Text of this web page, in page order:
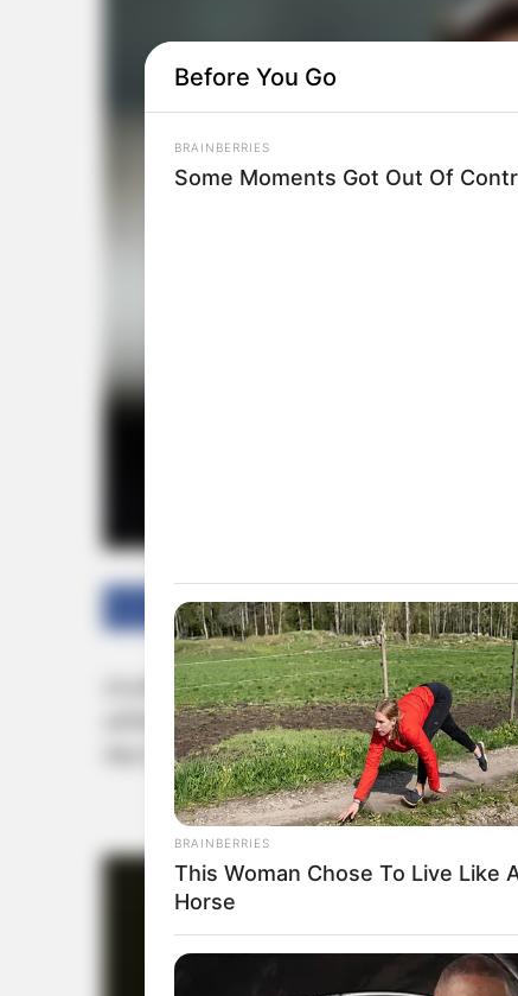
Facebook Twitter
ട്വന്‍റി-20 ലോകകപ്പ് നേടാൻ ഏറ്റവും
ക്രിക്കറ്റ് താരം കെവിൻ പീറ്റേഴ്സൺ.
ആനുകൂല്യവും താരങ്ങളുടെ
Before You Go
BRAINBERRIES
Some Moments Got Out Of
BRAINBERRIES
This Woman Chose To Live Like
Horse